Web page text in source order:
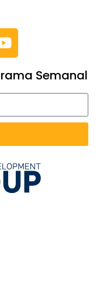
Semanal